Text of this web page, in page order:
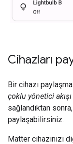
Cihazları
Bir cihazı
çoklu yönetici akışı
sağlandıktan
paylaşabilirsiniz.
Matter cihazınızı